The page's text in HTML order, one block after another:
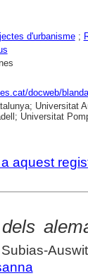
d'urbanisme;
docweb/
Universitat
Universitat
aquest